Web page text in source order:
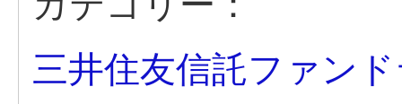
三井住友信託ファン